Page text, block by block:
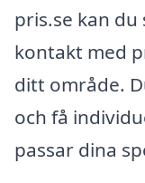
pris.se kan
kontakt med
ditt område.
och få
passar dina